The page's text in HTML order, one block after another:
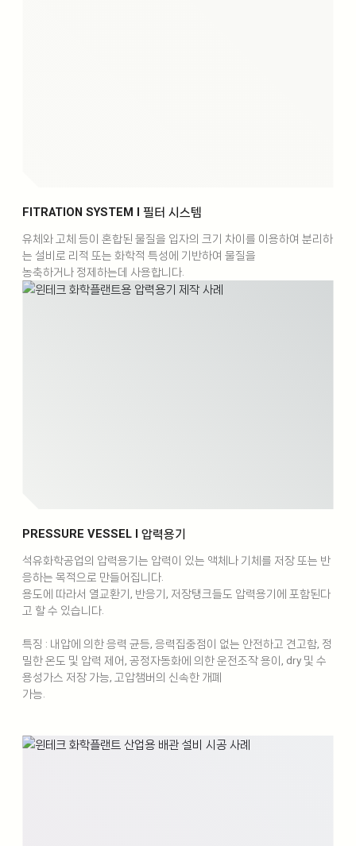
FITRATION SYSTEM l 필터 시스템
유체와 고체 등이 혼합된 물질을 입자의 크기 차이를 이용하여 분리하
는 설비로 리적 또는 화학적 특성에 기반하여 물질을
농축하거나 정제하는데 사용합니다.
PRESSURE VESSEL l 압력용기
석유화학공업의 압력용기는 압력이 있는 액체나 기체를 저장 또는 반
응하는 목적으로 만들어집니다.
용도에 따라서 열교환기, 반응기, 저장탱크들도 압력용기에 포함된다
고 할 수 있습니다.
특징 : 내압에 의한 응력 균등, 응력집중점이 없는 안전하고 견고함, 정
밀한 온도 및 압력 제어, 공정자동화에 의한 운전조작 용이, dry 및 수
용성가스 저장 가능, 고압챔버의 신속한 개폐
가능.